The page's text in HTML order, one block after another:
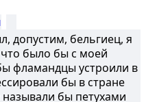
допустим, бельгиец, я
было бы с моей
фламандцы устроили в
бы в стране
бы петухами